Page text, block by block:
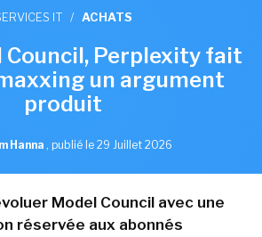
IT / ACHATS
Council, Perplexity fait
un argument
produit
Hanna , publié le 29 Juillet 2026
Model Council avec une
réservée aux abonnés